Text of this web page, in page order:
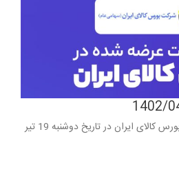
عرضه محصولات آقای نخ در بورس کالای ایران در تاریخ دوشنبه 19 تیر